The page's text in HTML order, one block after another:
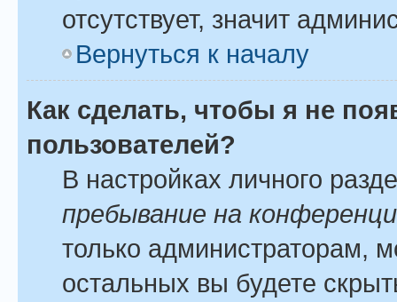
отсутствует, значит
Вернуться к началу
Как сделать, чтобы я не
пользователей?
В настройках личного
пребывание на
только администраторам,
остальных вы будете